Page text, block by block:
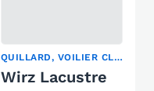
QUILLARD, VOILIER CLASSIQUE
Wirz Lacustre